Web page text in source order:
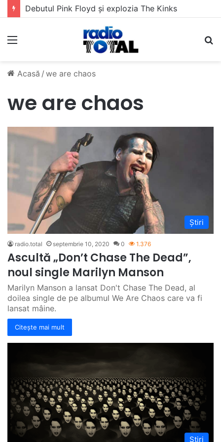
Debutul Pink Floyd și explozia The Kinks
Meniu
Acasă / we are chaos
we are chaos
Știri
radio.total septembrie 10, 2020 0 1.376
Ascultă „Don’t Chase The Dead”,
noul single Marilyn Manson
Marilyn Manson a lansat Don't Chase The Dead, al
doilea single de pe albumul We Are Chaos care va fi
lansat mâine.
Citește mai mult
Știri